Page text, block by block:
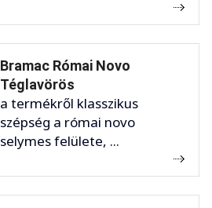
Bramac Római Novo
Téglavörös
a termékről klasszikus
szépség a római novo
selymes felülete, ...